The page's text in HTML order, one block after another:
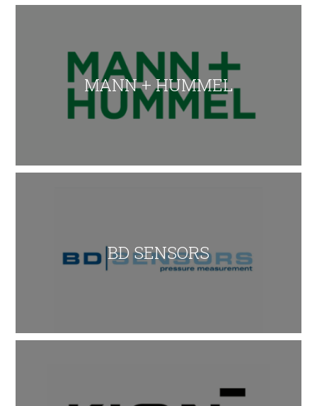
MANN + HUMMEL
BD SENSORS